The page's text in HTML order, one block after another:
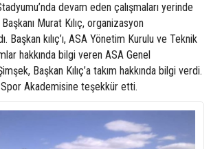
devam eden çalışmaları yerinde
Murat Kılıç, organizasyon
Başkan kılıç’ı, ASA Yönetim Kurulu ve Teknik
hakkında bilgi veren ASA Genel
Başkan Kılıç’a takım hakkında bilgi verdi.
Spor Akademisine teşekkür etti.